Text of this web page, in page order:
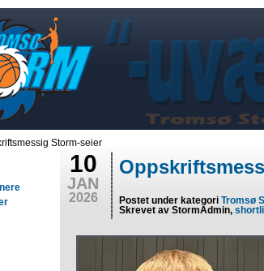
Storm-seier
10
JAN
2026 Postet under kategori Tromsø
Skrevet av StormAdmin,